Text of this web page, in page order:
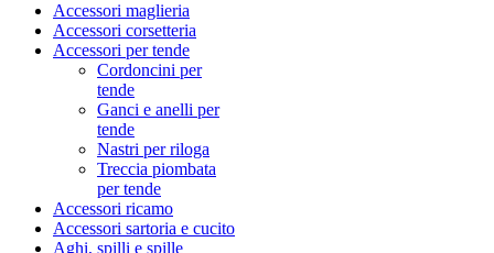
Accessori maglieria
Accessori corsetteria
Accessori per tende
Cordoncini per
tende
Ganci e anelli per
tende
Nastri per riloga
Treccia piombata
per tende
Accessori ricamo
Accessori sartoria e cucito
Aghi, spilli e spille